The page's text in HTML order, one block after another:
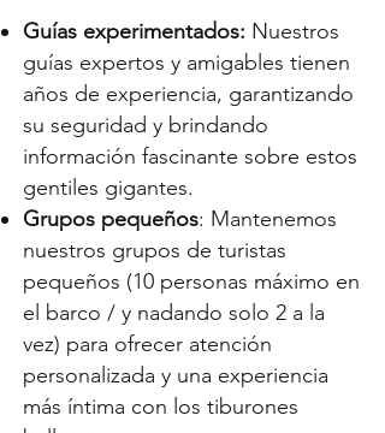
Guías experimentados: Nuestros
guías expertos y amigables tienen
años de experiencia, garantizando
su seguridad y brindando
información fascinante sobre estos
gentiles gigantes.
Grupos pequeños: Mantenemos
nuestros grupos de turistas
pequeños (10 personas máximo en
el barco / y nadando solo 2 a la
vez) para ofrecer atención
personalizada y una experiencia
más íntima con los tiburones